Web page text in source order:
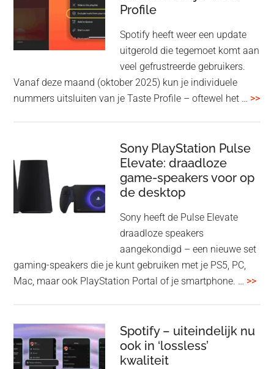
WF-
en
1000XM6
nieuwe
Profile
Spotify heeft weer een update
uitgerold die tegemoet komt aan
veel gefrustreerde gebruikers.
Vanaf deze maand (oktober 2025) kun je individuele
nummers uitsluiten van je Taste Profile – oftewel het … >>
Sony PlayStation Pulse
Elevate: draadloze
game-speakers voor op
de desktop
Sony heeft de Pulse Elevate
draadloze speakers
aangekondigd – een nieuwe set
gaming-speakers die je kunt gebruiken met je PS5, PC,
Mac, maar ook PlayStation Portal of je smartphone. … >>
Spotify – uiteindelijk nu
ook in ‘lossless’
kwaliteit